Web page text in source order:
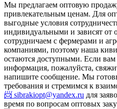
Мы предлагаем оптовую
привлекательным ценам. Для
выгодные условия
индивидуальными и зависят от
сотрудничаем с фермерами и
компаниями, поэтому наша
остаются доступными. Если
информация, пожалуйста,
напишите сообщение. Мы
требования и стремимся к
📨 sibrakiopt@yandex.ru для
время по вопросам оптовых